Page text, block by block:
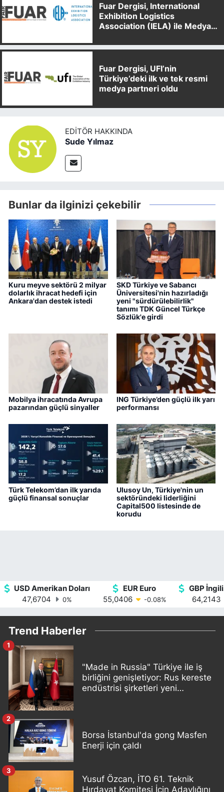
Fuar Dergisi, International
Exhibition Logistics
Association (IELA) ile Medya
Fuar Dergisi, UFI’nin
Türkiye’deki ilk ve tek resmi
medya partneri oldu
EDITÖR HAKKINDA
Sude Yılmaz
Bunlar da ilginizi çekebilir
Kuru meyve sektörü 2 milyar
dolarlık ihracat hedefi için
Ankara'dan destek istedi
SKD Türkiye ve Sabancı
Üniversitesi'nin hazırladığı
yeni "sürdürülebilirlik"
tanımı TDK Güncel Türkçe
Sözlük'e girdi
Mobilya ihracatında Avrupa
pazarından güçlü sinyaller
ING Türkiye’den güçlü ilk yarı
performansı
Türk Telekom’dan ilk yarıda
güçlü finansal sonuçlar
Ulusoy Un, Türkiye'nin un
sektöründeki liderliğini
Capital500 listesinde de
korudu
USD Amerikan Doları
47,6704
0%
EUR Euro
55,0406
-0.08%
GBP
64,2143
Trend Haberler
"Made in Russia" Türkiye ile iş
birliğini genişletiyor: Rus kereste
endüstrisi şirketleri yeni
1
Borsa İstanbul'da gong Masfen
Enerji için çaldı
2
Yusuf Özcan, İTO 61. Teknik
Hırdavat Komitesi İçin Adaylığını
3